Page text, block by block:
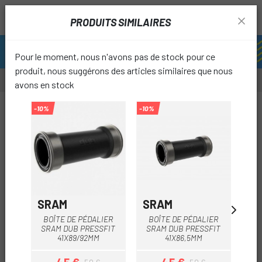
PRODUITS SIMILAIRES
Pour le moment, nous n'avons pas de stock pour ce
produit, nous suggérons des articles similaires que nous
avons en stock
-10%
SRAM
BOÎTE DE PÉDALIER
SRAM DUB PRESSFIT
41X89/92MM
-10%
SRAM
BOÎTE DE PÉDALIER
SRAM DUB PRESSFIT
41X86,5MM